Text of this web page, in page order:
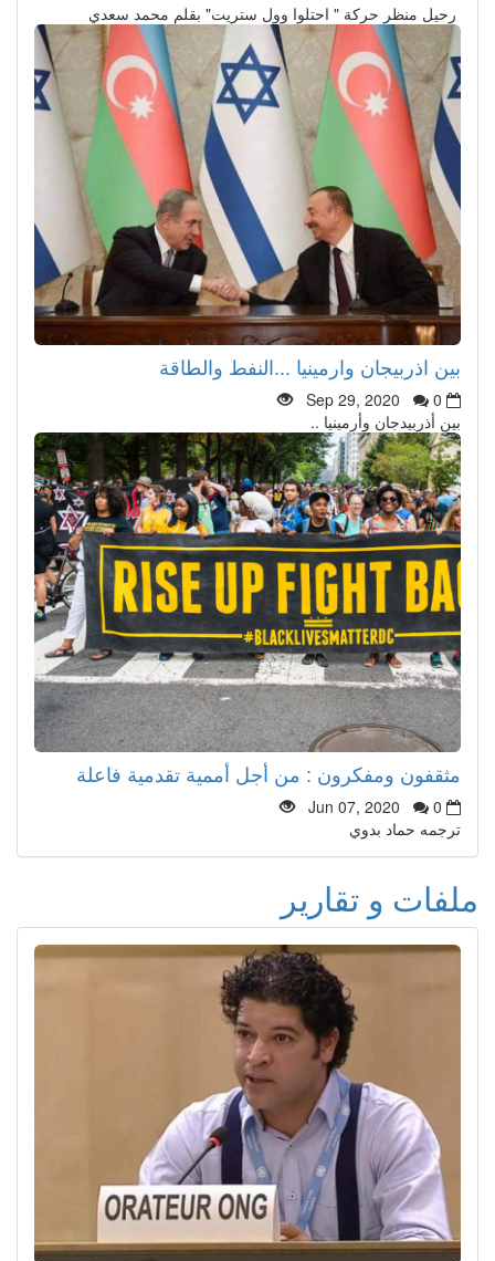
رحيل منظر حركة " احتلوا وول ستريت" بقلم محمد سعدي
بين اذربيجان وارمينيا ...النفط والطاقة
Sep 29, 2020
0
بين أذربيدجان وأرمينيا ..
مثقفون ومفكرون : من أجل أممية تقدمية فاعلة
Jun 07, 2020
0
ترجمه حماد بدوي
ملفات و تقارير